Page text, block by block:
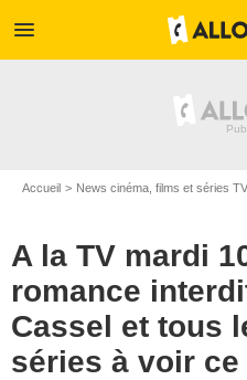
menu
Accueil News cinéma, films et séries TV
A la TV mardi
romance
Cassel et tous
séries à voir